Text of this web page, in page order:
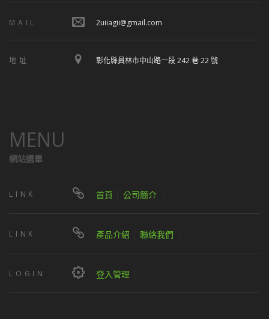
MAIL 2uiiagii@gmail.com
地址 彰化縣員林市中山路一段 242 巷 22 號
MENU
網站選單
LINK 首頁 公司簡介
LINK 產品介紹 聯絡我們
LOGIN 登入管理